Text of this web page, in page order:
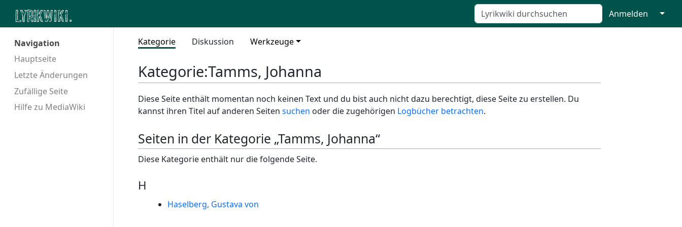
Anmelden ↓
Navigation
Hauptseite
Letzte Änderungen
Zufällige Seite
Hilfe zu MediaWiki
Kategorie Diskussion Werkzeuge
Kategorie:Tamms, Johanna
Diese Seite enthält momentan noch keinen Text und du bist auch nicht dazu berechtigt, diese Seite zu erstellen. Du
kannst ihren Titel auf anderen Seiten suchen oder die zugehörigen Logbücher betrachten.
Seiten in der Kategorie „Tamms, Johanna“
Diese Kategorie enthält nur die folgende Seite.
H
Haselberg, Gustava von